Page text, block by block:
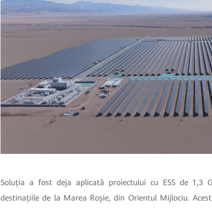
Soluția a fost deja aplicată proiectului cu ESS de 1,3
destinațiile de la Marea Roșie, din Orientul Mijlociu.